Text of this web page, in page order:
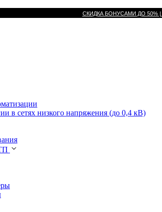
СКИДКА БОНУСАМИ ДО 50% |
в сетях низкого напряжения (до 0,4 кВ)